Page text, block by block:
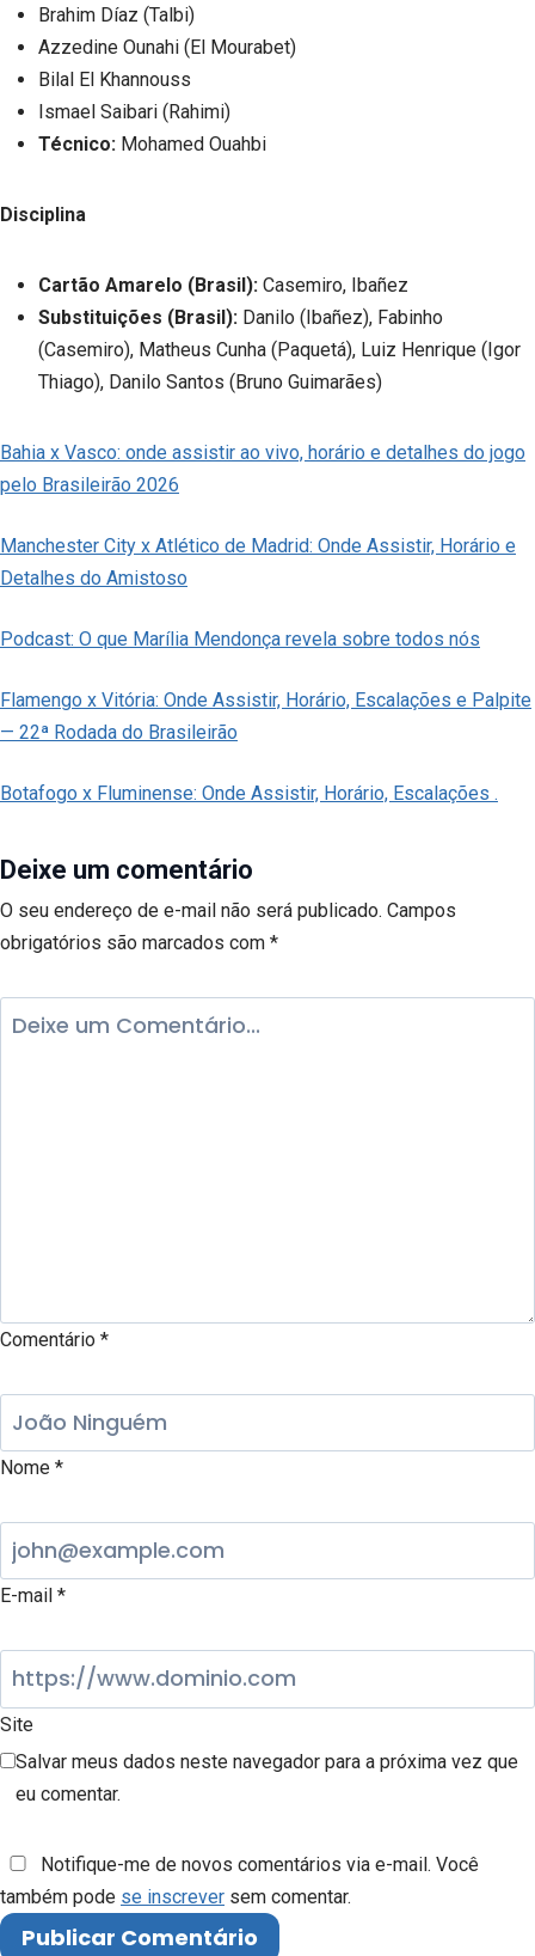
Brahim Díaz (Talbi)
Azzedine Ounahi (El Mourabet)
Bilal El Khannouss
Ismael Saibari (Rahimi)
Técnico: Mohamed Ouahbi
Disciplina
Cartão Amarelo (Brasil): Casemiro, Ibañez
Substituições (Brasil): Danilo (Ibañez), Fabinho
(Casemiro), Matheus Cunha (Paquetá), Luiz Henrique (Igor
Thiago), Danilo Santos (Bruno Guimarães)
Bahia x Vasco: onde assistir ao vivo, horário e detalhes do jogo
pelo Brasileirão 2026
Manchester City x Atlético de Madrid: Onde Assistir, Horário e
Detalhes do Amistoso
Podcast: O que Marília Mendonça revela sobre todos nós
Flamengo x Vitória: Onde Assistir, Horário, Escalações e Palpite
— 22ª Rodada do Brasileirão
Botafogo x Fluminense: Onde Assistir, Horário, Escalações .
Deixe um comentário
O seu endereço de e-mail não será publicado. Campos
obrigatórios são marcados com *
Comentário *
Nome *
E-mail *
Site
Salvar meus dados neste navegador para a próxima vez que
eu comentar.
Notifique-me de novos comentários via e-mail. Você
também pode se inscrever sem comentar.